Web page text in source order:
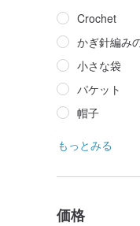
Crochet
かぎ針編み
小さな袋
パケット
帽子
もっとみる
価格